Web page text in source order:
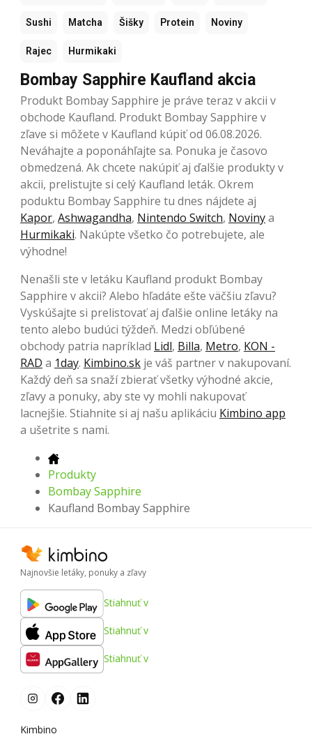
Sushi Matcha Šišky Protein Noviny
Rajec Hurmikaki
Bombay Sapphire Kaufland akcia
Produkt Bombay Sapphire je práve teraz v akcii v
obchode Kaufland. Produkt Bombay Sapphire v
zľave si môžete v Kaufland kúpiť od 06.08.2026.
Neváhajte a poponáhľajte sa. Ponuka je časovo
obmedzená. Ak chcete nakúpiť aj ďalšie produkty v
akcii, prelistujte si celý Kaufland leták. Okrem
poduktu Bombay Sapphire tu dnes nájdete aj
Kapor, Ashwagandha, Nintendo Switch, Novinya
Hurmikaki. Nakúpte všetko čo potrebujete, ale
výhodne!
Nenašli ste v letáku Kaufland produkt Bombay
Sapphire v akcii? Alebo hľadáte ešte väčšiu zľavu?
Vyskúšajte si prelistovať aj ďalšie online letáky na
tento alebo budúci týždeň. Medzi obľúbené
obchody patria napríklad Lidl, Billa, Metro, KON -
RAD a 1day. Kimbino.sk je váš partner v nakupovaní.
Každý deň sa snaží zbierať všetky výhodné akcie,
zľavy a ponuky, aby ste vy mohli nakupovať
lacnejšie. Stiahnite si aj našu aplikáciu Kimbino app
a ušetrite s nami.
Produkty
Bombay Sapphire
Kaufland Bombay Sapphire
Najnovšie letáky, ponuky a zľavy
Stiahnuť v
Stiahnuť v
Stiahnuť v
Kimbino